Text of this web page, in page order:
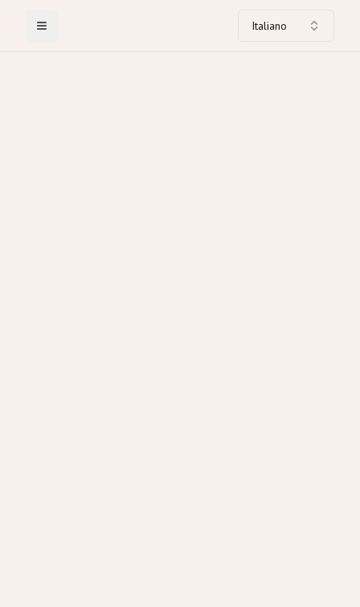
Toggle Menu Italiano